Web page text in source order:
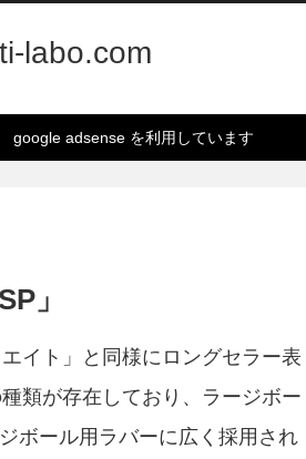
labo.com
google adsense を利用しています
」
イト」と同様にロングセラー表
類が存在しており、ラージボー
ール用ラバーに広く採用され